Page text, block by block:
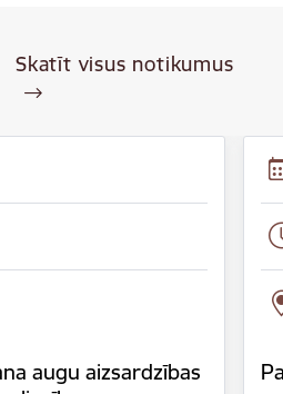
Skatīt visus notikumus
augu aizsardzības